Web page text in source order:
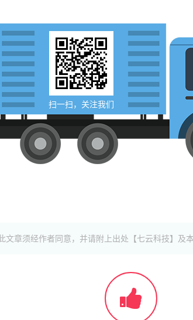
扫一扫，关注我们
章须经作者同意，并请附上出处【七云科技】及